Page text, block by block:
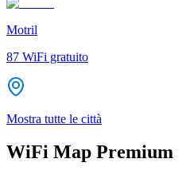
Motril
87 WiFi gratuito
Mostra tutte le città
WiFi Map Premium